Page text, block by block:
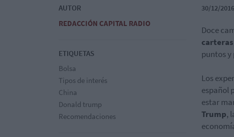
AUTOR
REDACCIÓN CAPITAL RADIO
ETIQUETAS
Bolsa
Tipos de interés
China
Donald trump
Recomendaciones
30/12/
Doce
puntos y
Los
español
estar
Trump,